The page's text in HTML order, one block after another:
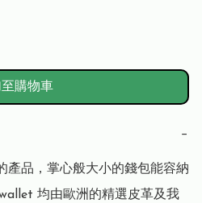
至購物車
−
品，掌心般大小的錢包能容納
均由歐洲的精選皮革及我